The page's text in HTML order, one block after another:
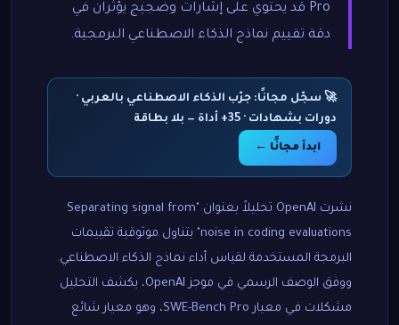
Pro قد يحتوي على إشارات وضجيج يؤثران في
دقة تقييم نماذج الذكاء الاصطناعي البرمجية.
🚀 سجّل مجانًا: جرّب الذكاء الاصطناعي بالعربي ·
دورات بشهادات · 35+ أداة — بلا بطاقة
ابدأ مجانًا ←
نشرت OpenAI تحليلاً بعنوان "Separating signal from
noise in coding evaluations" يتناول موثوقية تقييمات
البرمجة المستخدمة لقياس أداء نماذج الذكاء الاصطناعي.
ووفق الوصف الرسمي في موجز OpenAI، يكشف التحليل
مشكلات في معيار SWE-Bench Pro، وهو معيار شائع